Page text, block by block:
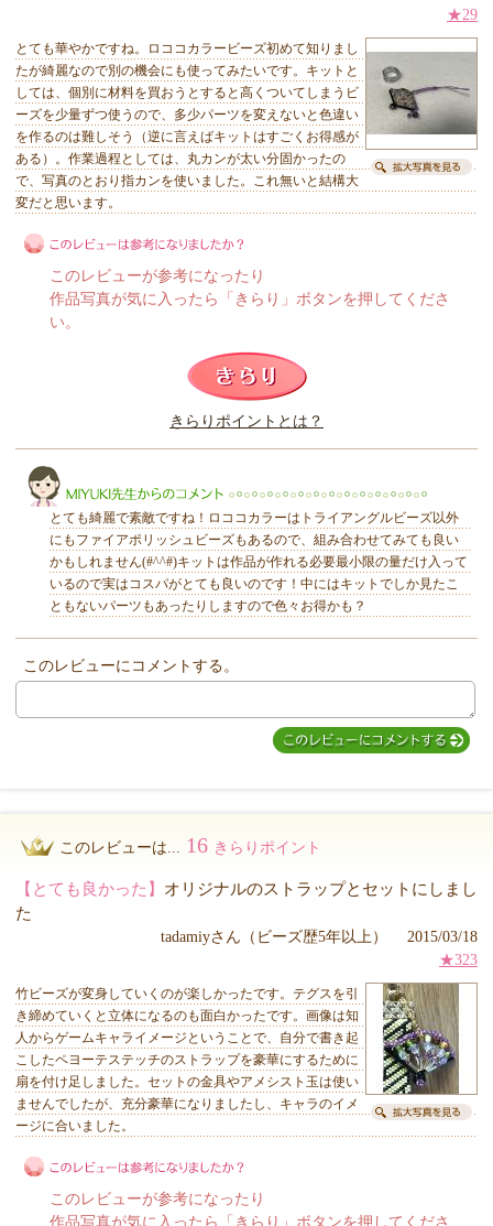
★29
とても華やかですね。ロココカラービーズ初めて知りまし
たが綺麗なので別の機会にも使ってみたいです。キットと
しては、個別に材料を買おうとすると高くついてしまうビ
ーズを少量ずつ使うので、多少パーツを変えないと色違い
を作るのは難しそう（逆に言えばキットはすごくお得感が
ある）。作業過程としては、丸カンが太い分固かったの
で、写真のとおり指カンを使いました。これ無いと結構大
変だと思います。
このレビューは参考になりましたか？
このレビューが参考になったり
作品写真が気に入ったら「きらり」ボタンを押してくださ
い。
きらりポイントとは？
とても綺麗で素敵ですね！ロココカラーはトライアングルビーズ以外
にもファイアポリッシュビーズもあるので、組み合わせてみても良い
かもしれません(#^^#)キットは作品が作れる必要最小限の量だけ入って
いるので実はコスパがとても良いのです！中にはキットでしか見たこ
ともないパーツもあったりしますので色々お得かも？
このレビューにコメントする。
このレビューは... 16 きらりポイント
【とても良かった】 オリジナルのストラップとセットにしまし
た
tadamiyさん（ビーズ歴5年以上） 2015/03/18
★323
竹ビーズが変身していくのが楽しかったです。テグスを引
き締めていくと立体になるのも面白かったです。画像は知
人からゲームキャライメージということで、自分で書き起
こしたペヨーテステッチのストラップを豪華にするために
扇を付け足しました。セットの金具やアメシスト玉は使い
ませんでしたが、充分豪華になりましたし、キャラのイメ
ージに合いました。
このレビューが参考になったり
作品写真が気に入ったら「きらり」ボタンを押してくださ